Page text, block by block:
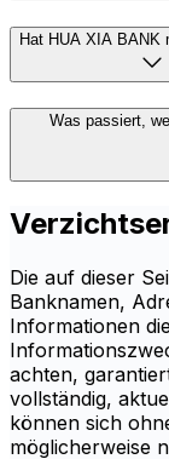
Hat HUA XIA BANK
Was passiert,
Die auf dieser
Banknamen,
Informationen
achten,
vollständig,
können sich
möglicherweise